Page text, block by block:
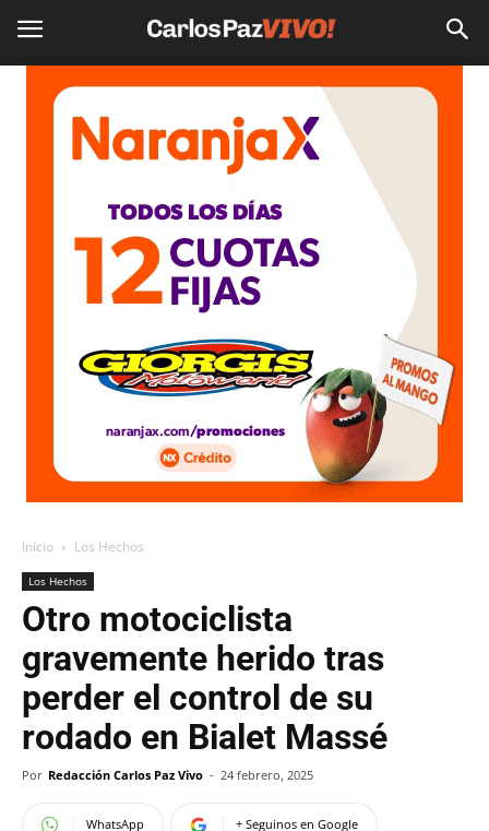
Inicio Los Hechos
Los Hechos
Otro motociclista
gravemente herido tras
perder el control de su
rodado en Bialet Massé
Por Redacción Carlos Paz Vivo - 24 febrero, 2025
WhatsApp + Seguinos en Google